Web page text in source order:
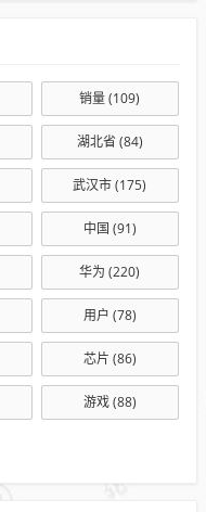
销量(109)
湖北省 (84)
武汉市(175)
中国 (91)
华为 (220)
用户 (78)
芯片 (86)
游戏(88)